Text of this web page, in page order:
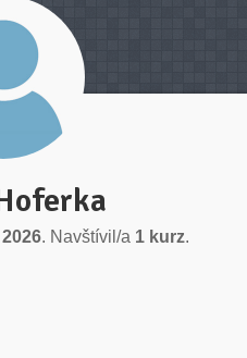
2026. Navštívil/a 1 kurz.